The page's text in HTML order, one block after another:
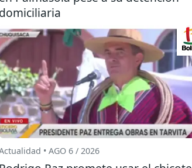
domiciliaria
• AGO 6 / 2026